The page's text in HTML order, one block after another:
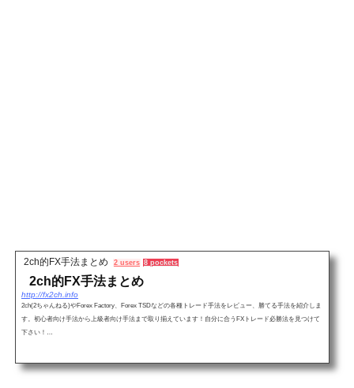
2ch的FX手法まとめ 2 users 8 pockets
2ch的FX手法まとめ
http://fx2ch.info
2ch(2ちゃんねる)やForex Factory、Forex TSDなどの各種トレード手法をレビュー、勝てる手法を紹介しま
す。初心者向け手法から上級者向け手法まで取り揃えています！自分に合うFXトレード必勝法を見つけて
下さい！…